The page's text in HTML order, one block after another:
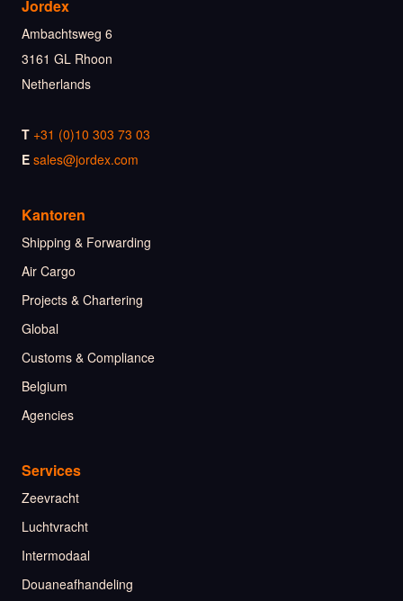
Jordex
Ambachtsweg 6
3161 GL Rhoon
Netherlands
T +31 (0)10 303 73 03
E sales@jordex.com
Kantoren
Shipping & Forwarding
Air Cargo
Projects & Chartering
Global
Customs & Compliance
Belgium
Agencies
Services
Zeevracht
Luchtvracht
Intermodaal
Douaneafhandeling